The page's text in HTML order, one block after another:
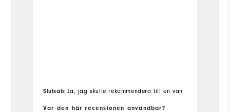
Slutsats Ja, jag skulle rekommendera till en vän
Var den här recensionen användbar?